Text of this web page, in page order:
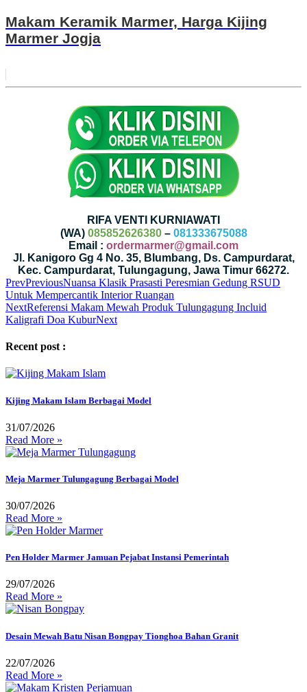
Makam Keramik Marmer, Harga Kijing
Marmer Jogja
RIFA VENTI KURNIAWATI
(WA) 085852626380– 081333675088
Email : ordermarmer@gmail.com
Jl. Kanigoro Gg 4 No. 35, Blumbang, Ds. Campurdarat,
Kec. Campurdarat, Tulungagung, Jawa Timur 66272.
PrevPreviousNuansa Klasik Prasasti Peresmian Gedung RSUD
Untuk Mempercantik Interior Ruangan
NextReferensi Makam Mewah Produk Tulungagung Incluid
Kaligrafi Doa KuburNext
Recent post :
Kijing Makam Islam Berbagai Model
31/07/2026
Read More »
Meja Marmer Tulungagung Berbagai Model
30/07/2026
Read More »
Pen Holder Marmer Jamuan Pejabat Instansi Pemerintah
29/07/2026
Read More »
Desain Mewah Batu Nisan Bongpay Tionghoa Bahan Granit
22/07/2026
Read More »